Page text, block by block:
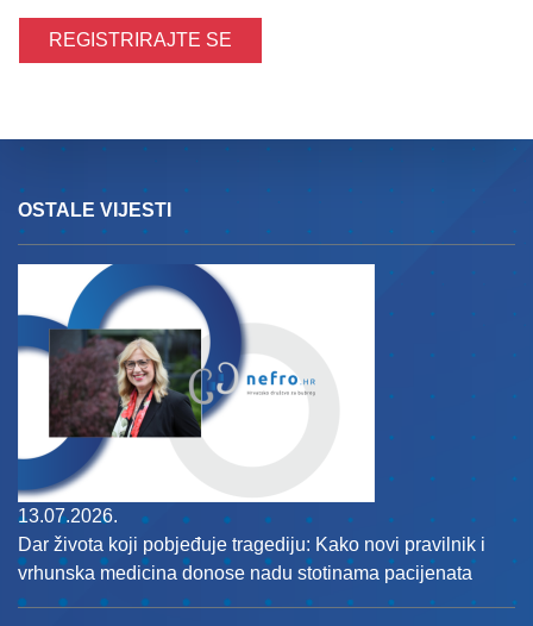
OSTALE VIJESTI
13.07.2026.
Dar života koji pobjeđuje tragediju: Kako novi pravilnik i
vrhunska medicina donose nadu stotinama pacijenata
REGISTRIRAJTE SE